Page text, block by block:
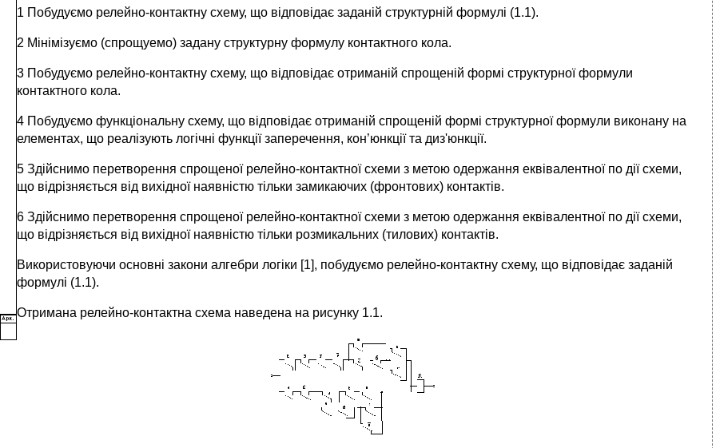
1 Побудуємо релейно-контактну схему, що відповідає заданій структурній формулі (1.1).
2 Мінімізуємо (спрощуемо) задану структурну формулу контактного кола.
3 Побудуємо релейно-контактну схему, що відповідає отриманій спрощеній формі структурної формули
контактного кола.
4 Побудуємо функціональну схему, що відповідає отриманій спрощеній формі структурної формули виконану на
елементах, що реалізують логічні функції заперечення, кон’юнкції та диз'юнкції.
5 Здійснимо перетворення спрощеної релейно-контактної схеми з метою одержання еквівалентної по дії схеми,
що відрізняється від вихідної наявністю тільки замикаючих (фронтових) контактів.
6 Здійснимо перетворення спрощеної релейно-контактної схеми з метою одержання еквівалентної по дії схеми,
що відрізняється від вихідної наявністю тільки розмикальних (тилових) контактів.
Використовуючи основні закони алгебри логіки [1], побудуємо релейно-контактну схему, що відповідає заданій
формулі (1.1).
Отримана релейно-контактна схема наведена на рисунку 1.1.